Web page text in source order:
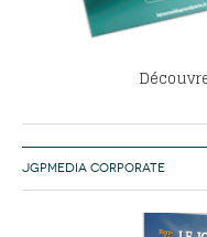
JGPMEDIA CORPORATE